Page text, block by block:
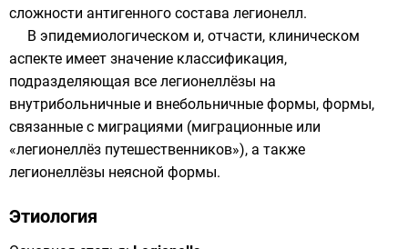
сложности антигенного состава легионелл.
В эпидемиологическом и, отчасти, клиническом
аспекте имеет значение классификация,
подразделяющая все легионеллёзы на
внутрибольничные и внебольничные формы, формы,
связанные с миграциями (миграционные или
«легионеллёз путешественников»), а также
легионеллёзы неясной формы.
Этиология